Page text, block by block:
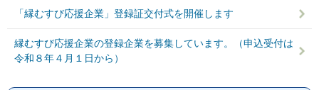
「縁むすび応援企業」登録証交付式を開催します
縁むすび応援企業の登録企業を募集しています。（申込受付は
令和８年４月１日から）